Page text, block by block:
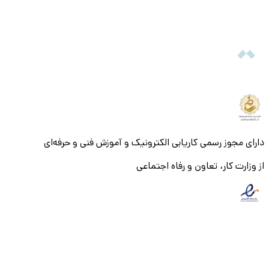
در قم قرار بگیرید و از میان صدها فرصت شغلی در قم، موقعیت
مورد نظر خود را انتخاب کنید. دانشکار همراه شما است تا مسیر
ورود به بازار کار را حرفه‌ای‌تر و سریع‌تر طی کنید.
دارای مجوز رسمی کاریابی الکترونیک و آموزش فنی و حرفه‌ای
از وزارت کار، تعاون و رفاه اجتماعی